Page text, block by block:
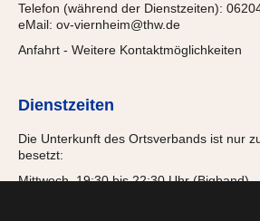
Telefon (während der Dienstzeiten):
eMail: ov-viernheim@thw.de
Anfahrt - Weitere Kontaktmöglichkeiten
Dienstzeiten
Die Unterkunft des Ortsverbands ist nur
besetzt:
Mittwoch, 19:30 bis 22:30 Uhr (Bigband)